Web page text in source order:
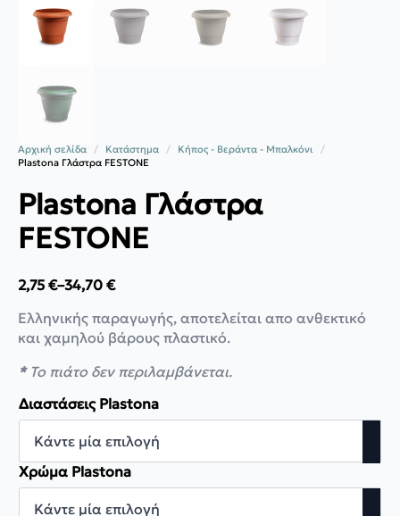
Αρχική σελίδα Κατάστημα
Κήπος - Βεράντα - Μπαλκόνι
Plastona Γλάστρα FESTONE
Plastona Γλάστρα
FESTONE
2,75 €–34,70 €
Price
range:
2,75 €
through
Ελληνικής παραγωγής, αποτελείται απο ανθεκτικό
και χαμηλού βάρους πλαστικό.
*Το πιάτο δεν περιλαμβάνεται.
Διαστάσεις Plastona
Χρώμα Plastona